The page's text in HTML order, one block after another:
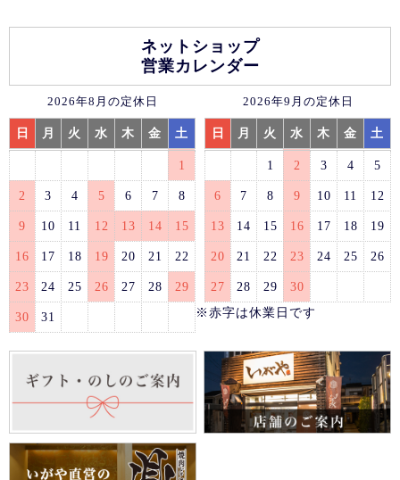
ネットショップ
営業カレンダー
2026年8月の定休日
日 月 火 水 木 金 土
1
2 3 4 5 6 7 8
9 10 11 12 13 14 15
16 17 18 19 20 21 22
23 24 25 26 27 28 29
30 31
2026年9月の定休日
日 月 火 水 木 金 土
1 2 3 4 5
6 7 8 9 10 11 12
13 14 15 16 17 18 19
20 21 22 23 24 25 26
27 28 29
30
※赤字は休業日です